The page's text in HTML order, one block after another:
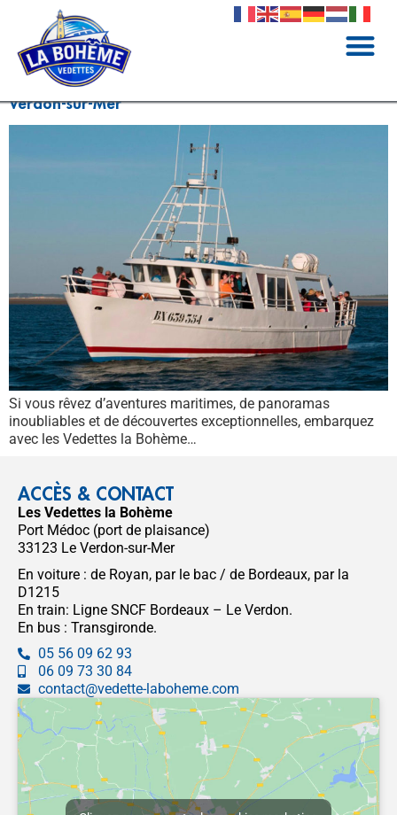
Offrez-vous une promenade en mer depuis le
Verdon-sur-Mer
Si vous rêvez d’aventures maritimes, de panoramas
inoubliables et de découvertes exceptionnelles, embarquez
avec les Vedettes la Bohème…
ACCÈS & CONTACT
Les Vedettes la Bohème
Port Médoc (port de plaisance)
33123 Le Verdon-sur-Mer
En voiture : de Royan, par le bac / de Bordeaux, par la
D1215
En train: Ligne SNCF Bordeaux – Le Verdon.
En bus : Transgironde.
05 56 09 62 93
06 09 73 30 84
contact@vedette-laboheme.com